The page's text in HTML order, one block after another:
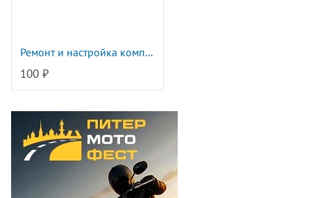
Ремонт и настройка комп...
100 ₽